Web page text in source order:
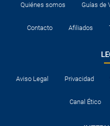
Quiénes somos Guías de
Contacto Afiliados
Aviso Legal Privacidad
Canal Ético